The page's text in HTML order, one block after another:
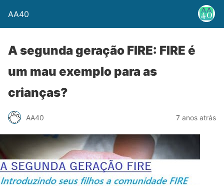
AA40
A segunda geração FIRE: FIRE é
um mau exemplo para as
crianças?
AA40 7 anos atrás